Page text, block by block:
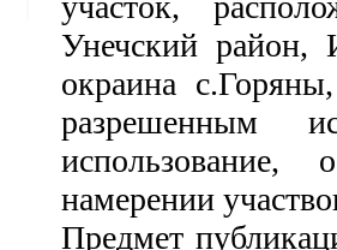
Унечский район,
окраина
разрешенным
намерении
Предмет